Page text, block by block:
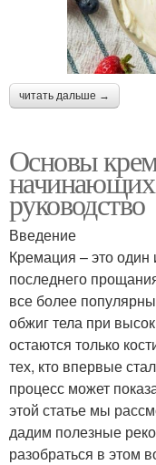
читать дальше →
Основы
руководство
Введение
Кремация – это
последнего
все более
обжиг тела при
остаются только
тех, кто впервые
процесс может
этой статье мы
дадим полезные
разобраться в этом